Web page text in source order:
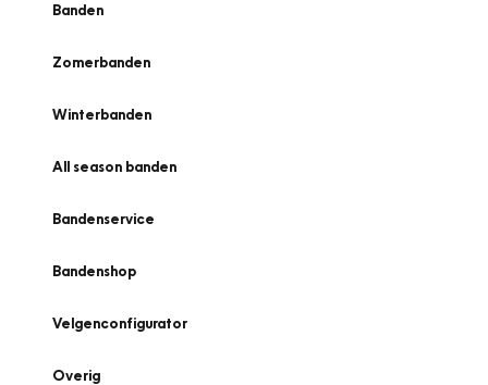
Banden
Zomerbanden
Winterbanden
All season banden
Bandenservice
Bandenshop
Velgenconfigurator
Overig